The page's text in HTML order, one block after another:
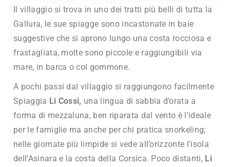
Il villaggio si trova in uno dei tratti più belli di tutta la
Gallura, le sue spiagge sono incastonate in baie
suggestive che si aprono lungo una costa rocciosa e
frastagliata, molte sono piccole e raggiungibili via
mare, in barca o col gommone.
A pochi passi dal villaggio si raggiungono facilmente
Spiaggia Li Cossi, una lingua di sabbia d’orata a
forma di mezzaluna, ben riparata dal vento è l’ideale
per le famiglie ma anche per chi pratica snorkeling;
nelle giornate più limpide si vede all’orizzonte l’isola
dell’Asinara e la costa della Corsica. Poco distanti, Li